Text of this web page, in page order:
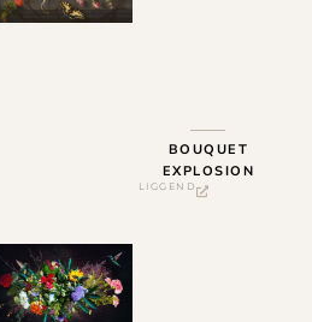
BOUQUET
EXPLOSION
LIGGEND